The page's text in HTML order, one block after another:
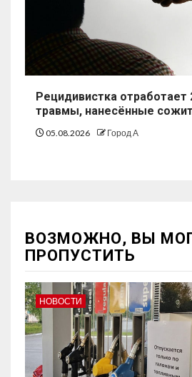
Рецидивистка отработает
травмы, нанесённые
05.08.2026 Город А
ВОЗМОЖНО, ВЫ
ПРОПУСТИТЬ
НОВОСТИ